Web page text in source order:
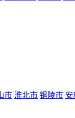
市 淮北市 铜陵市 安